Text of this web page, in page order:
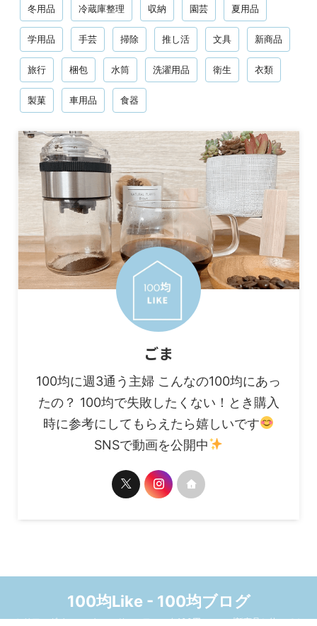
冬用品 冷蔵庫整理 収納 園芸 夏用品
学用品 手芸 掃除 推し活 文具 新商品
旅行 梱包 水筒 洗濯用品 衛生 衣類
製菓 車用品 食器
ごま
100均に週3通う主婦 こんなの100均にあっ
たの？ 100均で失敗したくない！とき購入
時に参考にしてもらえたら嬉しいです
SNSで動画を公開中
100均Like - 100均ブログ
セリア、ダイソー、キャンドゥ、ワッツ☆100円ショップ新商品と使ってみ